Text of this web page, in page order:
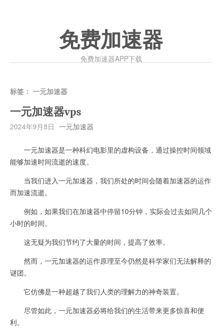
免费加速器
免费加速器APP下载
标签： 一元加速器
一元加速器vps
2024年9月8日 一元加速器
一元加速器是一种科幻电影里的虚构设备，通过操控时间领域
能够加速时间流逝的速度。
当我们进入一元加速器，我们所处的时间会随着加速器的运作
而加速流逝。
例如，如果我们在加速器中停留10分钟，实际会过去如同几个
小时的时间。
这无疑为我们节约了大量的时间，提高了效率。
然而，一元加速器的运作原理至今仍然是科学家们无法解释的
谜团。
它仿佛是一种超越了我们人类的理解力的神奇装置。
尽管如此，一元加速器必将给我们的生活带来更多惊喜和便
利。